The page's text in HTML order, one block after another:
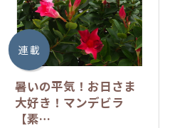
連 載
暑いの平気！お日さま
大好き！マンデビラ
【素…